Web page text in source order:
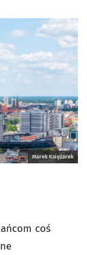
Marek Księżarek
coś